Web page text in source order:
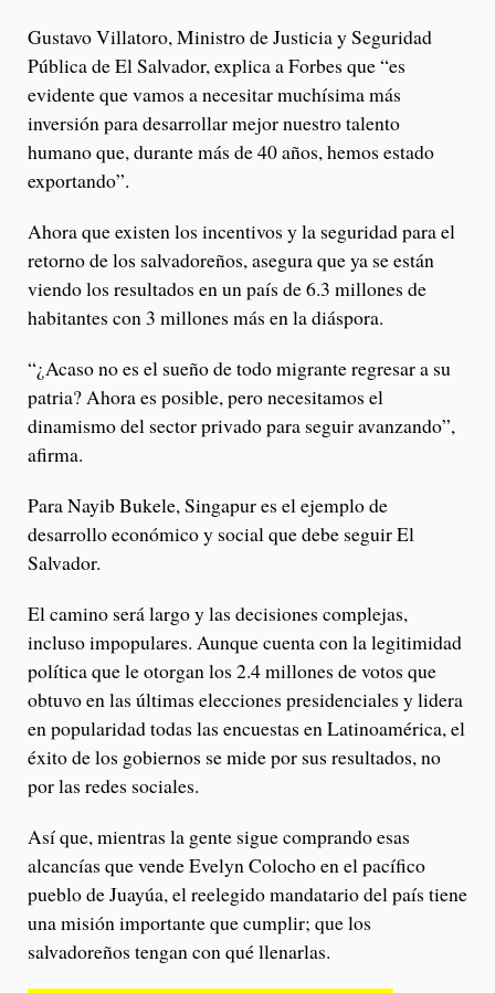
Gustavo Villatoro, Ministro de Justicia y Seguridad
Pública de El Salvador, explica a Forbes que “es
evidente que vamos a necesitar muchísima más
inversión para desarrollar mejor nuestro talento
humano que, durante más de 40 años, hemos estado
exportando”.
Ahora que existen los incentivos y la seguridad para el
retorno de los salvadoreños, asegura que ya se están
viendo los resultados en un país de 6.3 millones de
habitantes con 3 millones más en la diáspora.
“¿Acaso no es el sueño de todo migrante regresar a su
patria? Ahora es posible, pero necesitamos el
dinamismo del sector privado para seguir avanzando”,
afirma.
Para Nayib Bukele, Singapur es el ejemplo de
desarrollo económico y social que debe seguir El
Salvador.
El camino será largo y las decisiones complejas,
incluso impopulares. Aunque cuenta con la legitimidad
política que le otorgan los 2.4 millones de votos que
obtuvo en las últimas elecciones presidenciales y lidera
en popularidad todas las encuestas en Latinoamérica, el
éxito de los gobiernos se mide por sus resultados, no
por las redes sociales.
Así que, mientras la gente sigue comprando esas
alcancías que vende Evelyn Colocho en el pacífico
pueblo de Juayúa, el reelegido mandatario del país tiene
una misión importante que cumplir; que los
salvadoreños tengan con qué llenarlas.